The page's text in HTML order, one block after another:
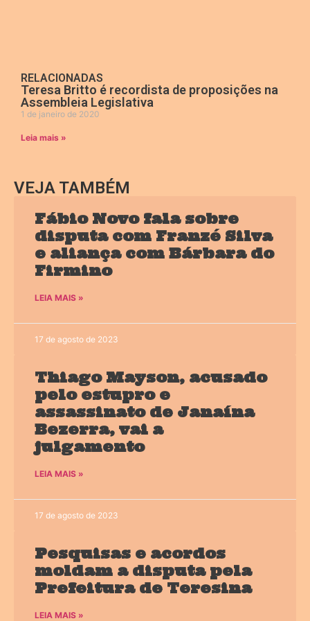
RELACIONADAS
Teresa Britto é recordista de proposições na
Assembleia Legislativa
1 de janeiro de 2020
Leia mais »
VEJA TAMBÉM
Fábio Novo fala sobre
disputa com Franzé Silva
e aliança com Bárbara do
Firmino
LEIA MAIS »
17 de agosto de 2023
Thiago Mayson, acusado
pelo estupro e
assassinato de Janaína
Bezerra, vai a
julgamento
LEIA MAIS »
17 de agosto de 2023
Pesquisas e acordos
moldam a disputa pela
Prefeitura de Teresina
LEIA MAIS »